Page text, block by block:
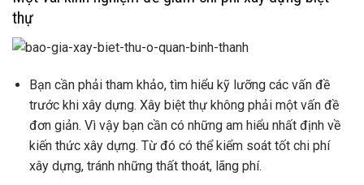
thự
Bạn cần phải tham khảo, tìm hiểu kỹ lưỡng các vấn đề
trước khi xây dựng. Xây biệt thự không phải một vấn đề
đơn giản. Vì vậy bạn cần có những am hiểu nhất định về
kiến thức xây dựng. Từ đó có thể kiểm soát tốt chi phí
xây dựng, tránh những thất thoát, lãng phí.